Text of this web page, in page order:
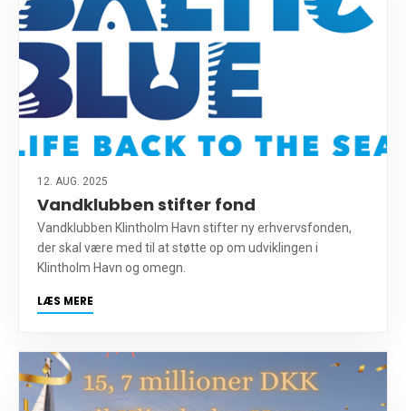
12. AUG. 2025
Vandklubben stifter fond
Vandklubben Klintholm Havn stifter ny erhvervsfonden,
der skal være med til at støtte op om udviklingen i
Klintholm Havn og omegn.
LÆS MERE